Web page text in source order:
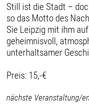
Still ist die Stadt –
so das Motto des
Sie Leipzig mit ihm
geheimnisvoll,
unterhaltsamer
Preis: 15,-€
nächste Veranstaltung/